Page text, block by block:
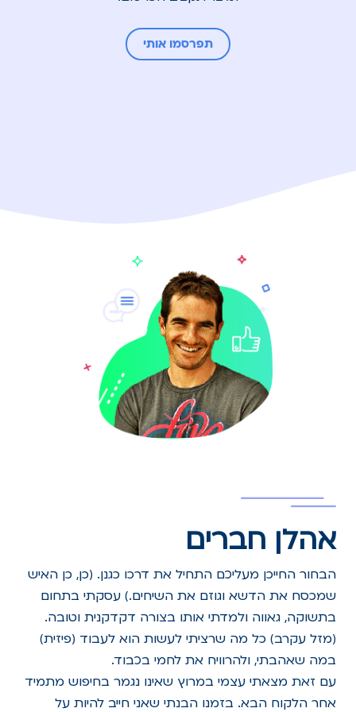
תפרסמו אותי
אהלן חברים
הבחור החייכן מעליכם התחיל את דרכו כגנן. (כן, כן האיש
שמכסח את הדשא וגוזם את השיחים.) עסקתי בתחום
בתשוקה, גאווה ולמדתי אותו בצורה דקדקנית וטובה.
(מזל עקרב) כל מה שרציתי לעשות הוא לעבוד (פיזית)
במה שאהבתי, ולהרוויח את לחמי בכבוד.
עם זאת מצאתי עצמי במרוץ שאינו נגמר בחיפוש מתמיד
אחר הלקוח הבא. בזמנו הבנתי שאני חייב להיות על